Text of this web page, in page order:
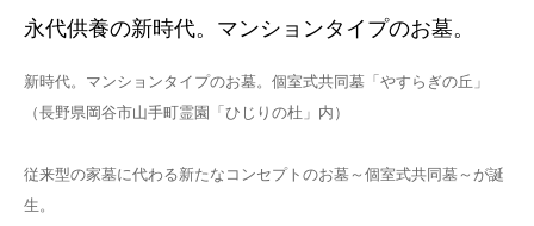
永代供養の新時代。マンションタイプのお墓。
新時代。マンションタイプのお墓。個室式共同墓「やすらぎの丘」
（長野県岡谷市山手町霊園「ひじりの杜」内）
従来型の家墓に代わる新たなコンセプトのお墓～個室式共同墓～が誕
生。